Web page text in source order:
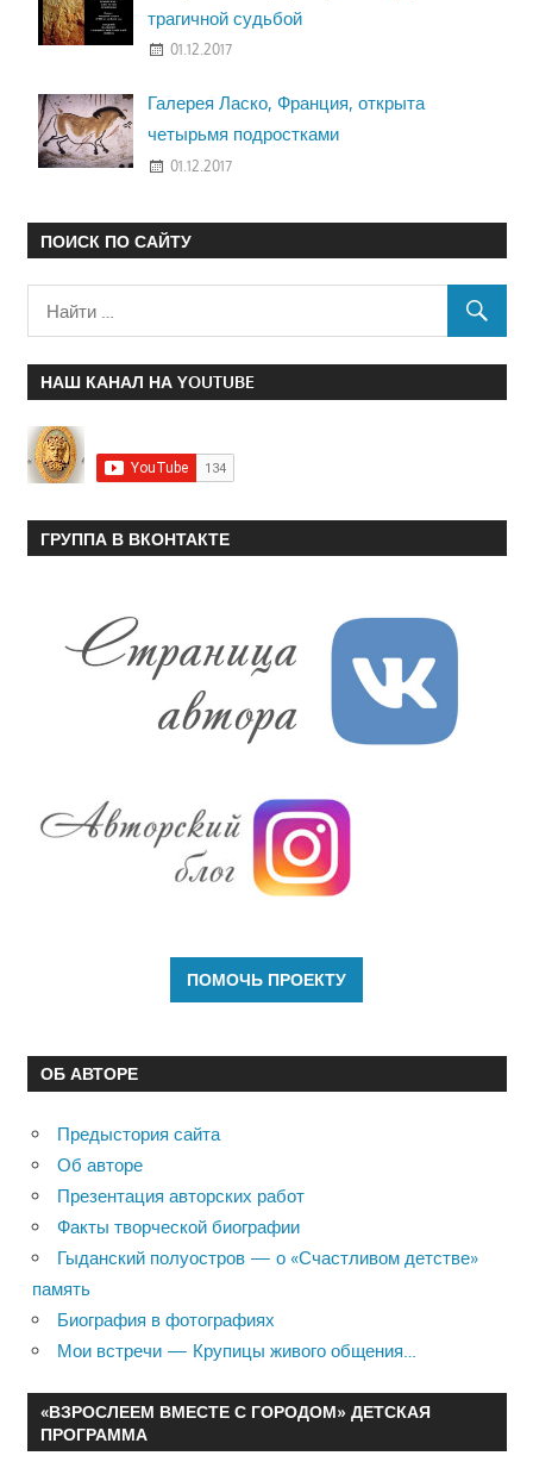
трагичной судьбой
01.12.2017
Галерея Ласко, Франция, открыта
четырьмя подростками
01.12.2017
ПОИСК ПО САЙТУ
НАШ КАНАЛ НА YOUTUBE
ГРУППА В ВКОНТАКТЕ
ОБ АВТОРЕ
Предыстория сайта
Об авторе
Презентация авторских работ
Факты творческой биографии
Гыданский полуостров — о «Счастливом детстве»
память
Биография в фотографиях
Мои встречи — Крупицы живого общения…
«ВЗРОСЛЕЕМ ВМЕСТЕ С ГОРОДОМ» ДЕТСКАЯ
ПРОГРАММА